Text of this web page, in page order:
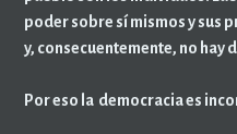
poder sobre sí mismos y sus
y, consecuentemente, no hay
Por eso la democracia es